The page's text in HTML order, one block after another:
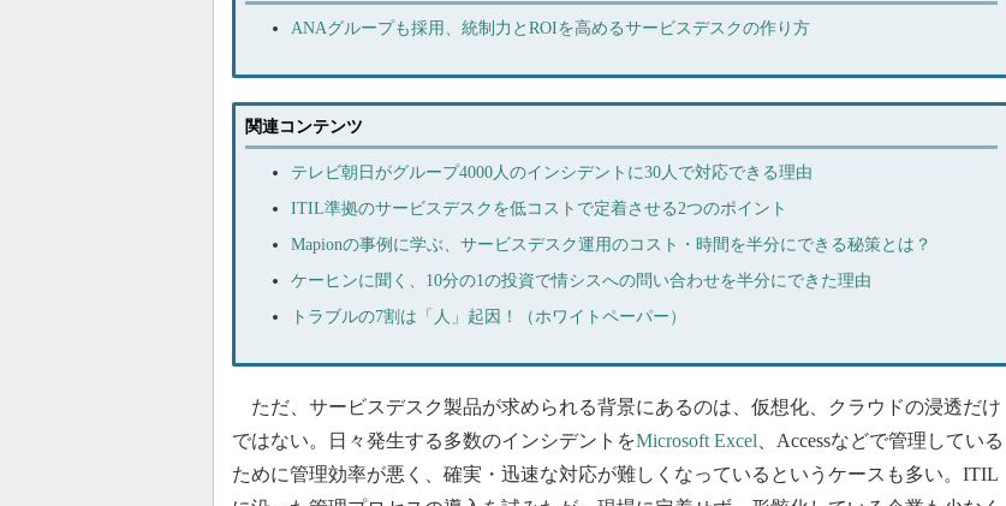
ANAグループも採用、統制力とROIを高めるサービスデスクの作り方
関連コンテンツ
テレビ朝日がグループ4000人のインシデントに30人で対応できる理由
ITIL準拠のサービスデスクを低コストで定着させる2つのポイント
Mapionの事例に学ぶ、サービスデスク運用のコスト・時間を半分にできる秘策とは？
ケーヒンに聞く、10分の1の投資で情シスへの問い合わせを半分にできた理由
トラブルの7割は「人」起因！（ホワイトペーパー）
ただ、サービスデスク製品が求められる背景にあるのは、仮想化、クラウドの浸透だけ
ではない。日々発生する多数のインシデントをMicrosoft Excel 、Accessなどで管理している
ために管理効率が悪く、確実・迅速な対応が難しくなっているというケースも多い。ITIL